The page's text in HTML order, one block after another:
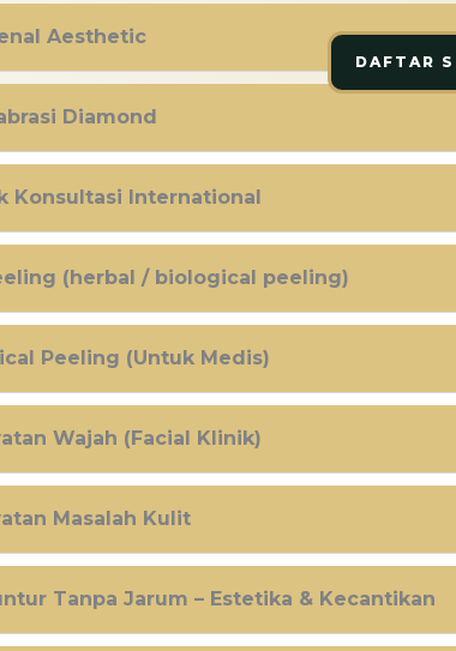
DAFTAR
Aesthetic
Diamond
Konsultasi International
(herbal / biological peeling)
Peeling (Untuk Medis)
Wajah (Facial Klinik)
Masalah Kulit
Tanpa Jarum – Estetika & Kecantikan